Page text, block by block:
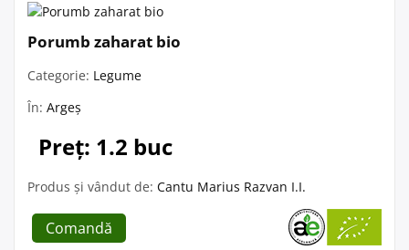
Porumb zaharat bio
Categorie: Legume
În: Argeș
Preț: 1.2 buc
Produs și vândut de: Cantu Marius Razvan I.I.
Comandă